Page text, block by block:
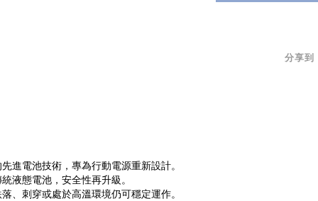
分享到
進電池技術，專為行動電源重新設計。
液態電池，安全性再升級。
、刺穿或處於高溫環境仍可穩定運作。